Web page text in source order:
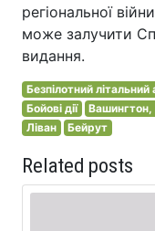
регіональної
може залучити
видання.
Безпілотний літальний
Бойові дії
Вашингтон,
Ліван
Бейрут
Related posts